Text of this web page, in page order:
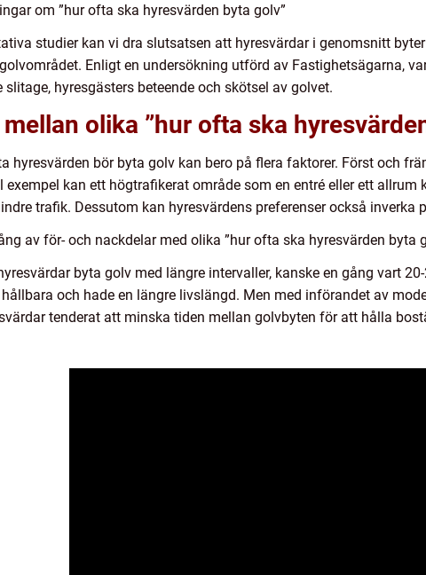
om ”hur ofta ska hyresvärden byta golv”
studier kan vi dra slutsatsen att hyresvärdar i genomsnitt
Enligt en undersökning utförd av Fastighetsägarna,
hyresgästers beteende och skötsel av golvet.
olika ”hur ofta ska
hyresvärden bör byta golv kan bero på flera faktorer. Först och
exempel kan ett högtrafikerat område som en entré eller ett
trafik. Dessutom kan hyresvärdens preferenser också inverka
av för- och nackdelar med olika ”hur ofta ska hyresvärden byta
byta golv med längre intervaller, kanske en gång vart
och hade en längre livslängd. Men med införandet av
tenderat att minska tiden mellan golvbyten för att hålla